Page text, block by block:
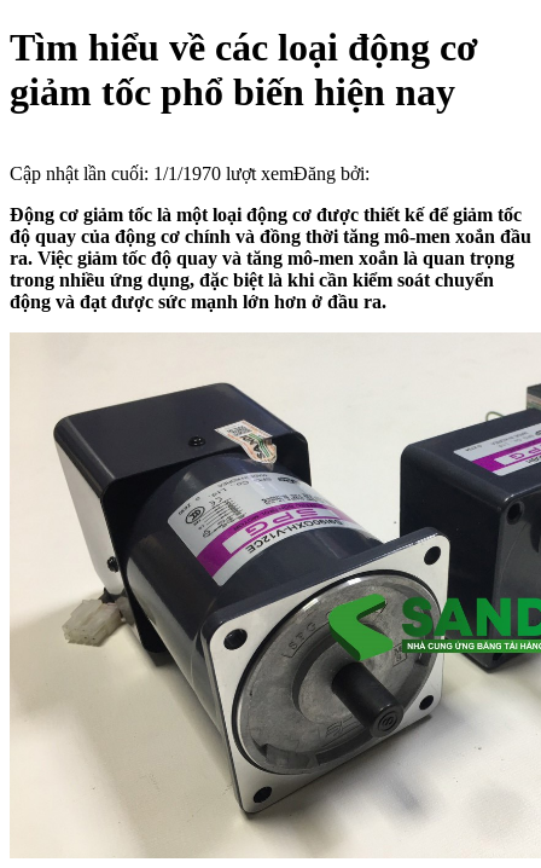
Tìm hiểu về các loại động cơ
giảm tốc phổ biến hiện nay
Cập nhật lần cuối: 1/1/1970 lượt xemĐăng bởi:
Động cơ giảm tốc là một loại động cơ được thiết kế để giảm tốc
độ quay của động cơ chính và đồng thời tăng mô-men xoắn đầu
ra. Việc giảm tốc độ quay và tăng mô-men xoắn là quan trọng
trong nhiều ứng dụng, đặc biệt là khi cần kiểm soát chuyển
động và đạt được sức mạnh lớn hơn ở đầu ra.